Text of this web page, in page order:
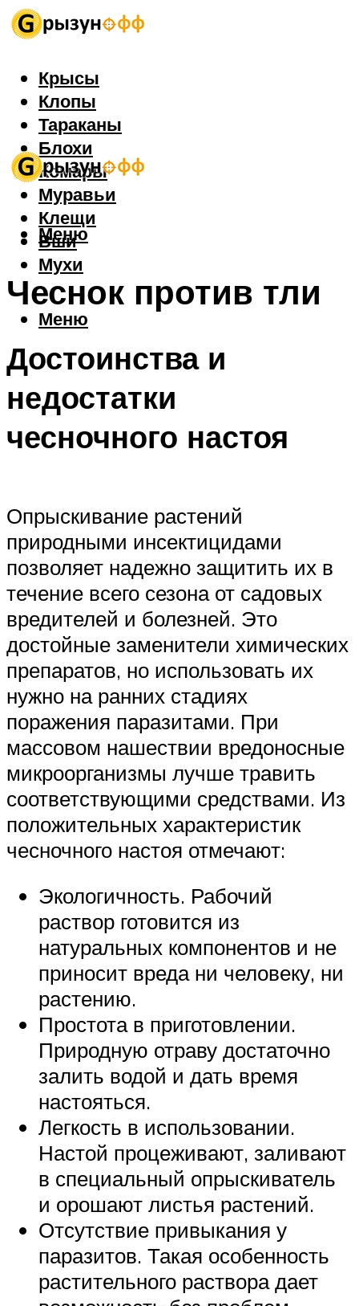
Крысы
Клопы
Тараканы
Блохи
Комары
Муравьи
Клещи
Вши
Мухи
Меню
Меню
Чеснок против тли
Достоинства и
недостатки
чесночного настоя
Опрыскивание растений
природными инсектицидами
позволяет надежно защитить их в
течение всего сезона от садовых
вредителей и болезней. Это
достойные заменители химических
препаратов, но использовать их
нужно на ранних стадиях
поражения паразитами. При
массовом нашествии вредоносные
микроорганизмы лучше травить
соответствующими средствами. Из
положительных характеристик
чесночного настоя отмечают:
Экологичность. Рабочий
раствор готовится из
натуральных компонентов и не
приносит вреда ни человеку, ни
растению.
Простота в приготовлении.
Природную отраву достаточно
залить водой и дать время
настояться.
Легкость в использовании.
Настой процеживают, заливают
в специальный опрыскиватель
и орошают листья растений.
Отсутствие привыкания у
паразитов. Такая особенность
растительного раствора дает